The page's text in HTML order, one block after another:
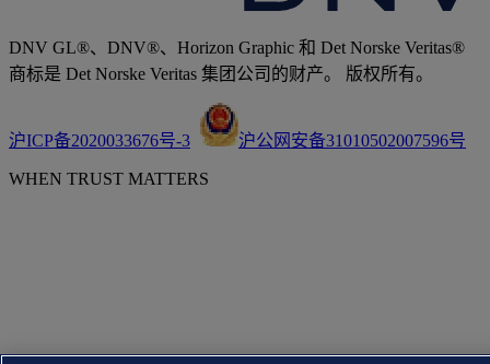
DNV GL®、DNV®、Horizon Graphic 和 Det Norske Veritas®
商标是 Det Norske Veritas 集团公司的财产。 版权所有。
沪ICP备2020033676号-3 沪公网安备31010502007596号
WHEN TRUST MATTERS